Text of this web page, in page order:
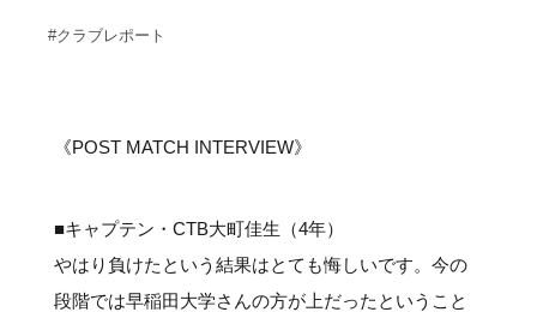
#メディア情報#キャンプ
#クラブレポート
《POST MATCH INTERVIEW》
■キャプテン・CTB大町佳生（4年）
やはり負けたという結果はとても悔しいです。今の
段階では早稲田大学さんの方が上だったということ